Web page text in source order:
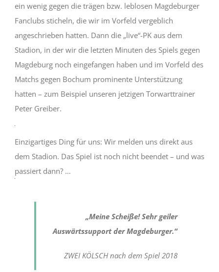
ein wenig gegen die trägen bzw. leblosen Magdeburger
Fanclubs sticheln, die wir im Vorfeld vergeblich
angeschrieben hatten. Dann die „live“-PK aus dem
Stadion, in der wir die letzten Minuten des Spiels gegen
Magdeburg noch eingefangen haben und im Vorfeld des
Matchs gegen Bochum prominente Unterstützung
hatten – zum Beispiel unseren jetzigen Torwarttrainer
Peter Greiber.
Mit
dem
Laden
des
Videos
akzeptieren
die
Datenschutzerklärung
von
erfahren
Video
immer
Einzigartiges Ding für uns: Wir melden uns direkt aus
dem Stadion. Das Spiel ist noch nicht beendet – und was
passiert dann? …
Mit
dem
Laden
Sie
die
Datenschutzerklärung
YouTube.
„Meine Scheiße! Sehr geiler
Auswärtssupport der Magdeburger.“
ZWEI KÖLSCH nach dem Spiel 2018